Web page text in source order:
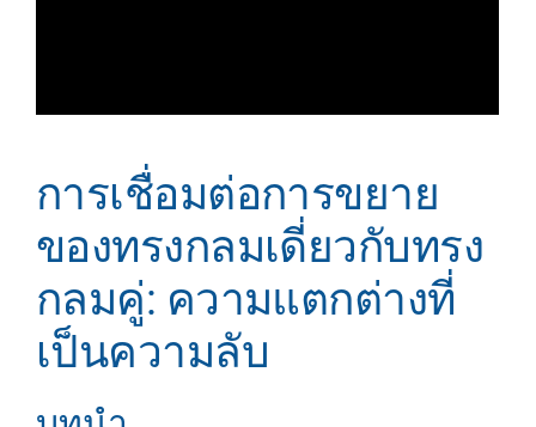
การเชื่อมต่อการขยาย
ของทรงกลมเดี่ยวกับทรง
กลมคู่: ความแตกต่างที่
เป็นความลับ